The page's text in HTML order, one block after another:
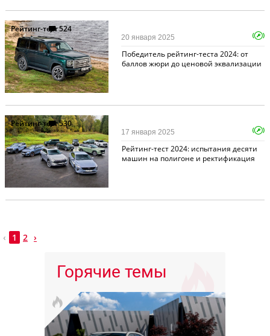
Рейтинг-тест524
Победитель рейтинг-теста 2024: от
баллов жюри до ценовой эквализации
20 января 2025
Рейтинг-тест530
Рейтинг-тест 2024: испытания десяти
машин на полигоне и ректификация
17 января 2025
‹ 1 2 ›
Горячие темы